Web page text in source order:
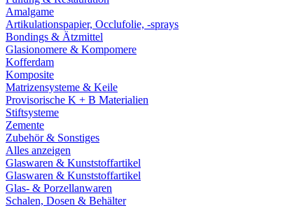
Amalgame
Artikulationspapier, Occlufolie, -sprays
Bondings & Ätzmittel
Glasionomere & Kompomere
Kofferdam
Komposite
Matrizensysteme & Keile
Provisorische K + B Materialien
Stiftsysteme
Zemente
Zubehör & Sonstiges
Alles anzeigen
Glaswaren & Kunststoffartikel
Glaswaren & Kunststoffartikel
Glas- & Porzellanwaren
Schalen, Dosen & Behälter